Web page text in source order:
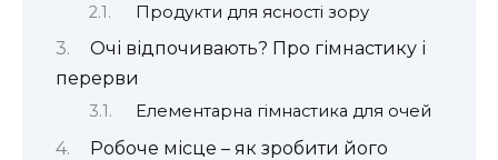
Продукти для ясності зору
Очі відпочивають? Про гімнастику і
перерви
Елементарна гімнастика для очей
Робоче місце – як зробити його